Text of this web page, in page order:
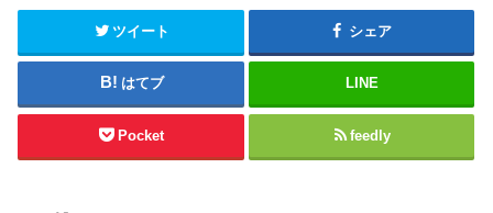
ツイート シェア
はてブ LINE
Pocket feedly